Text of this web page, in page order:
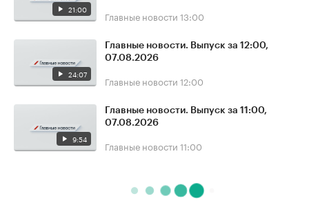
21:00 Главные новости 13:00
24:07
Главные новости. Выпуск за 12:00,
07.08.2026
Главные новости 12:00
9:54
Главные новости. Выпуск за 11:00,
07.08.2026
Главные новости 11:00